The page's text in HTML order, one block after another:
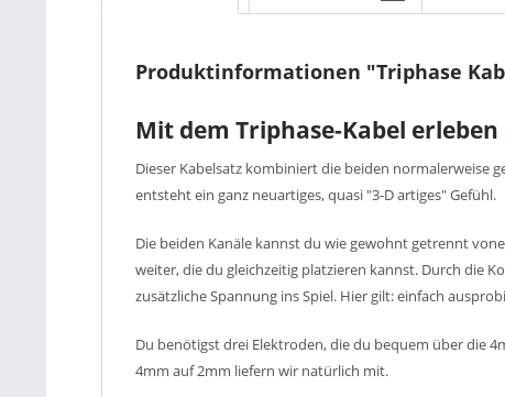
Produktinformationen "Triphase
Mit dem Triphase-Kabel
Dieser Kabelsatz kombiniert die beiden normalerweise
entsteht ein ganz neuartiges, quasi "3-D artiges" Gefühl.
Die beiden Kanäle kannst du wie gewohnt getrennt
weiter, die du gleichzeitig platzieren kannst. Durch die
zusätzliche Spannung ins Spiel. Hier gilt: einfach
Du benötigst drei Elektroden, die du bequem über die
4mm auf 2mm liefern wir natürlich mit.